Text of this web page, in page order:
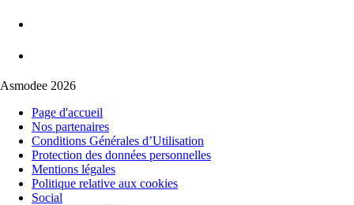
Asmodee 2026
Page d'accueil
Nos partenaires
Conditions Générales d’Utilisation
Protection des données personnelles
Mentions légales
Politique relative aux cookies
Social